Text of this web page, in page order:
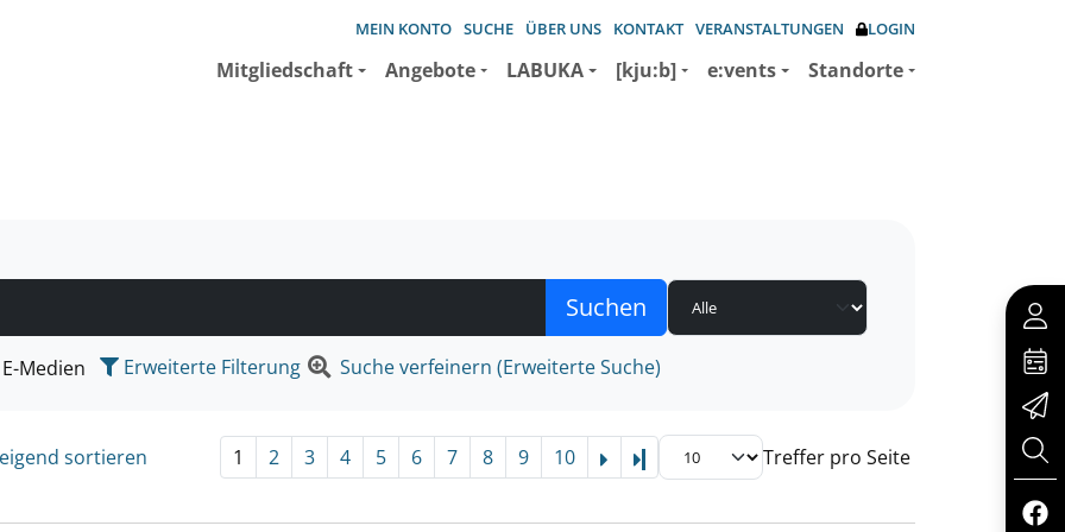
MEIN KONTO SUCHE ÜBER UNS KONTAKT VERANSTALTUNGEN LOGIN
Mitgliedschaft Angebote LABUKA [kju:b] e:vents Standorte
suchen wollen.
E-Medien Erweiterte Filterung Suche verfeinern (Erweiterte Suche)
sortieren 1 2 3 4 5 6 7 8 9 10 Letzte Seite Treffer pro Seite